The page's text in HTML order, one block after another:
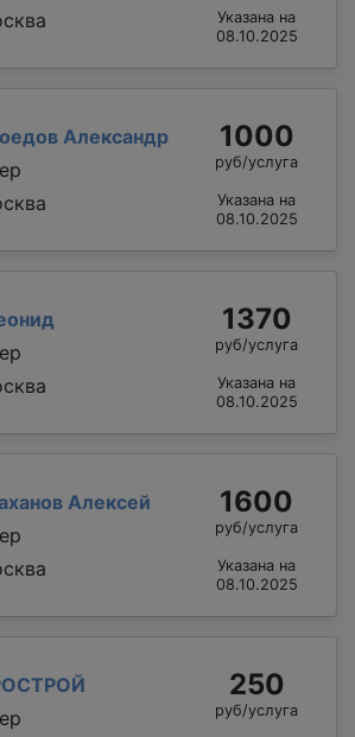
Указана на
08.10.2025
Александр
1000
руб/услуга
Указана на
08.10.2025
1370
руб/услуга
Указана на
08.10.2025
Алексей
1600
руб/услуга
Указана на
08.10.2025
250
руб/услуга